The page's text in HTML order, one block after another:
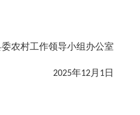
农村工作领导小组办公室
2025年12月 1日